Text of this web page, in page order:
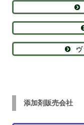
添加剤販売会社